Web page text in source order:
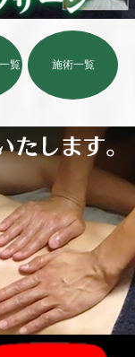
覧 施術一覧